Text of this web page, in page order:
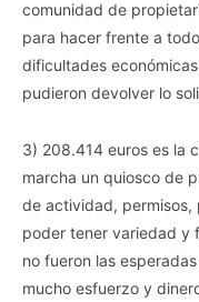
comunidad de
para hacer frente a
dificultades
pudieron devolver lo
3) 208.414 euros es la
marcha un quiosco de
de actividad, permisos,
poder tener variedad y
no fueron las
mucho esfuerzo y